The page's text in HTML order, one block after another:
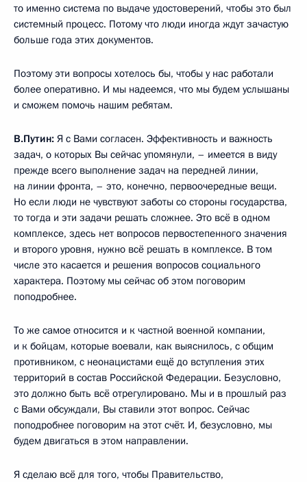
то именно система по выдаче удостоверений, чтобы это был
системный процесс. Потому что люди иногда ждут зачастую
больше года этих документов.
Поэтому эти вопросы хотелось бы, чтобы у нас работали
более оперативно. И мы надеемся, что мы будем услышаны
и сможем помочь нашим ребятам.
В.Путин: Я с Вами согласен. Эффективность и важность
задач, о которых Вы сейчас упомянули, – имеется в виду
прежде всего выполнение задач на передней линии,
на линии фронта, – это, конечно, первоочередные вещи.
Но если люди не чувствуют заботы со стороны государства,
то тогда и эти задачи решать сложнее. Это всё в одном
комплексе, здесь нет вопросов первостепенного значения
и второго уровня, нужно всё решать в комплексе. В том
числе это касается и решения вопросов социального
характера. Поэтому мы сейчас об этом поговорим
поподробнее.
То же самое относится и к частной военной компании,
и к бойцам, которые воевали, как выяснилось, с общим
противником, с неонацистами ещё до вступления этих
территорий в состав Российской Федерации. Безусловно,
это должно быть всё отрегулировано. Мы и в прошлый раз
с Вами обсуждали, Вы ставили этот вопрос. Сейчас
поподробнее поговорим на этот счёт. И, безусловно, мы
будем двигаться в этом направлении.
Я сделаю всё для того, чтобы Правительство,